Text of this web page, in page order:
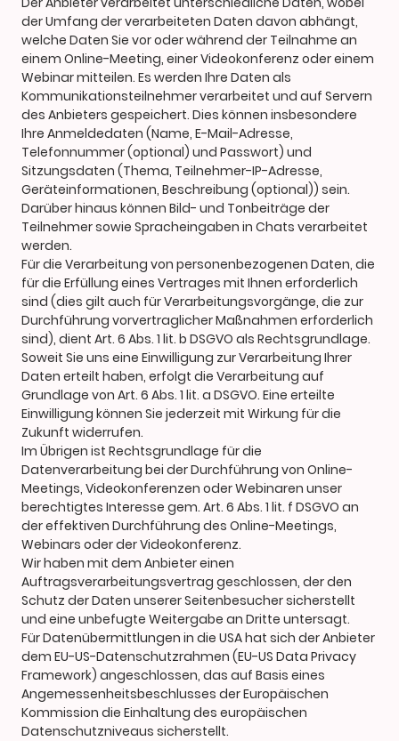
der Umfang der verarbeiteten Daten davon abhängt,
welche Daten Sie vor oder während der Teilnahme an
einem Online-Meeting, einer Videokonferenz oder einem
Webinar mitteilen. Es werden Ihre Daten als
Kommunikationsteilnehmer verarbeitet und auf Servern
des Anbieters gespeichert. Dies können insbesondere
Ihre Anmeldedaten (Name, E-Mail-Adresse,
Telefonnummer (optional) und Passwort) und
Sitzungsdaten (Thema, Teilnehmer-IP-Adresse,
Geräteinformationen, Beschreibung (optional)) sein.
Darüber hinaus können Bild- und Tonbeiträge der
Teilnehmer sowie Spracheingaben in Chats verarbeitet
werden.
Für die Verarbeitung von personenbezogenen Daten, die
für die Erfüllung eines Vertrages mit Ihnen erforderlich
sind (dies gilt auch für Verarbeitungsvorgänge, die zur
Durchführung vorvertraglicher Maßnahmen erforderlich
sind), dient Art. 6 Abs. 1 lit. b DSGVO als Rechtsgrundlage.
Soweit Sie uns eine Einwilligung zur Verarbeitung Ihrer
Daten erteilt haben, erfolgt die Verarbeitung auf
Grundlage von Art. 6 Abs. 1 lit. a DSGVO. Eine erteilte
Einwilligung können Sie jederzeit mit Wirkung für die
Zukunft widerrufen.
Im Übrigen ist Rechtsgrundlage für die
Datenverarbeitung bei der Durchführung von Online-
Meetings, Videokonferenzen oder Webinaren unser
berechtigtes Interesse gem. Art. 6 Abs. 1 lit. f DSGVO an
der effektiven Durchführung des Online-Meetings,
Webinars oder der Videokonferenz.
Wir haben mit dem Anbieter einen
Auftragsverarbeitungsvertrag geschlossen, der den
Schutz der Daten unserer Seitenbesucher sicherstellt
und eine unbefugte Weitergabe an Dritte untersagt.
Für Datenübermittlungen in die USA hat sich der Anbieter
dem EU-US-Datenschutzrahmen (EU-US Data Privacy
Framework) angeschlossen, das auf Basis eines
Angemessenheitsbeschlusses der Europäischen
Kommission die Einhaltung des europäischen
Datenschutzniveaus sicherstellt.